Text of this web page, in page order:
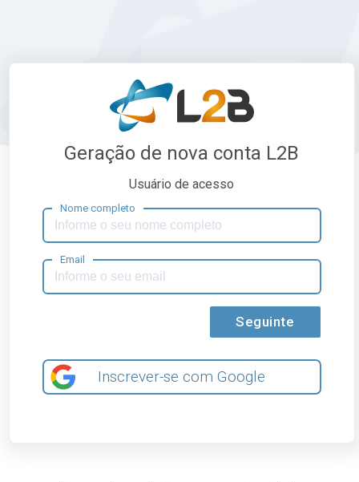
Geração de nova conta L2B
Usuário de acesso
Nome completo
Email
Seguinte
Inscrever-se com Google